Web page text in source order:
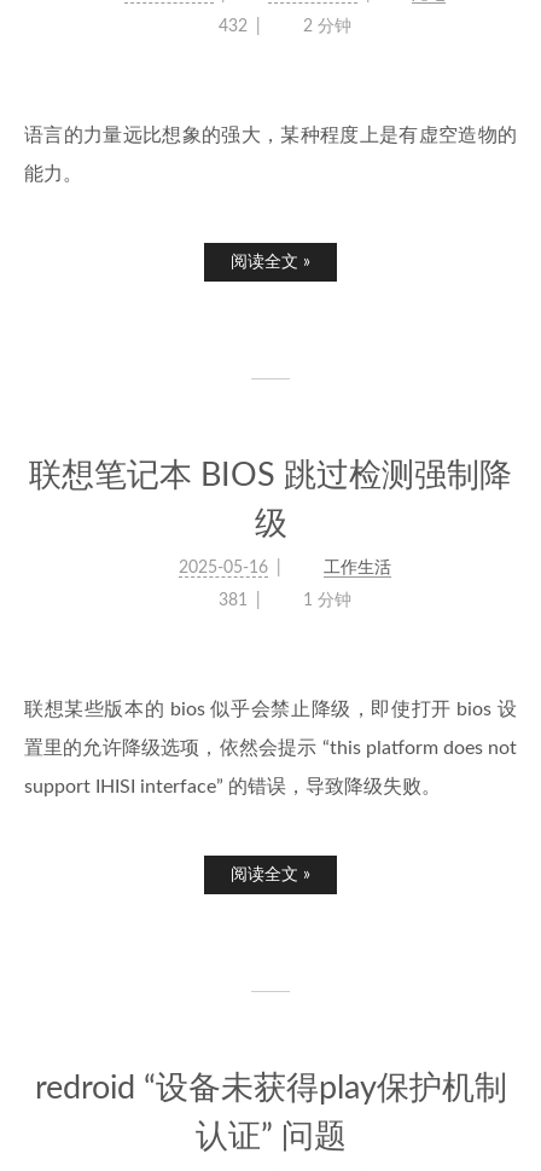
432
2 分钟
语言的力量远比想象的强大，某种程度上是有虚空造物的
能力。
阅读全文 »
联想笔记本 BIOS 跳过检测强制降
级
2025-05-16
工作生活
381
1 分钟
联想某些版本的 bios 似乎会禁止降级，即使打开 bios 设
置里的允许降级选项，依然会提示 “this platform does not
support IHISI interface” 的错误，导致降级失败。
阅读全文 »
redroid “设备未获得play保护机制
认证” 问题